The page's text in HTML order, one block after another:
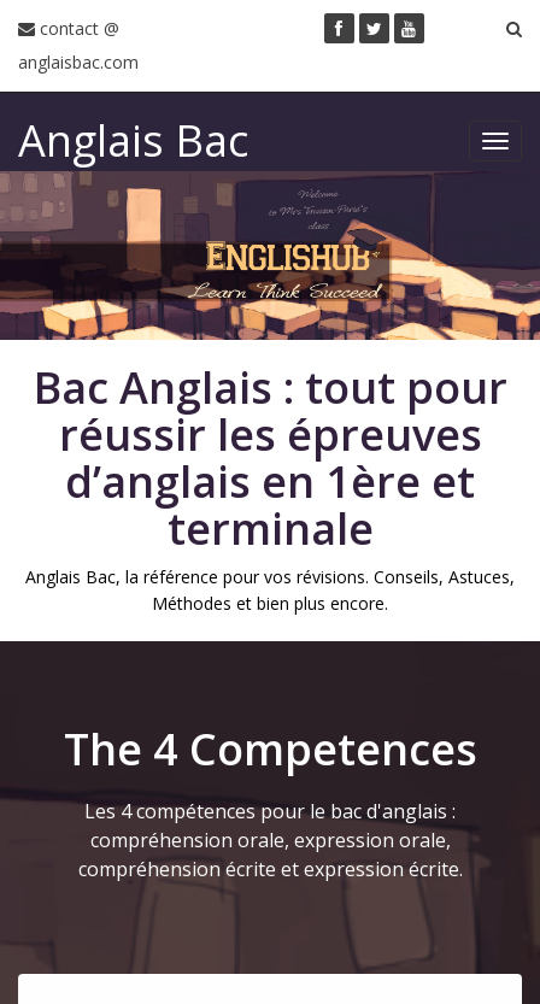
contact @
anglaisbac.com
Anglais Bac
Bac Anglais : tout pour
réussir les épreuves
d’anglais en 1ère et
terminale
Anglais Bac, la référence pour vos révisions. Conseils, Astuces,
Méthodes et bien plus encore.
The 4 Competences
Les 4 compétences pour le bac d'anglais :
compréhension orale, expression orale,
compréhension écrite et expression écrite.